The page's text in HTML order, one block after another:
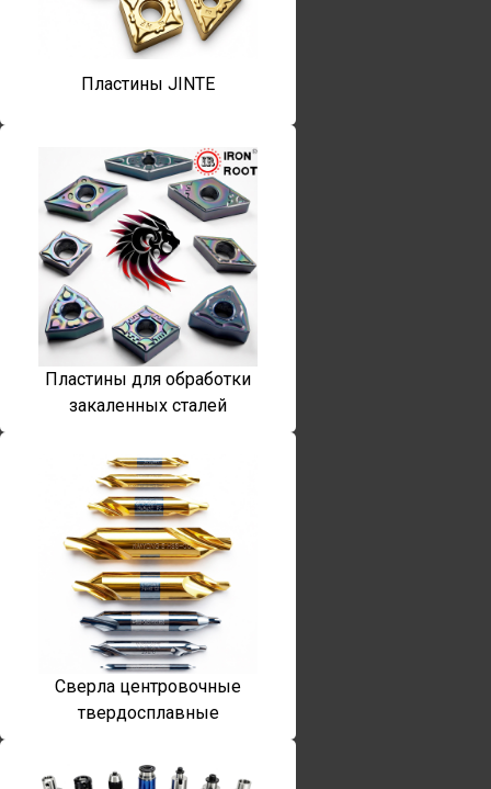
Пластины JINTE
Пластины для обработки
закаленных сталей
Сверла центровочные
твердосплавные